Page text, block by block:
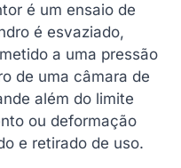
hidrostático do
extintores de
o teste hidrostático do
teste hidrostático?
é um ensaio de
é esvaziado,
a uma pressão
de uma câmara de
além do limite
ou deformação
e retirado de uso.